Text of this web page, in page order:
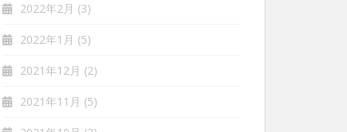
2022年2月 (3)
2022年1月 (5)
2021年12月 (2)
2021年11月 (5)